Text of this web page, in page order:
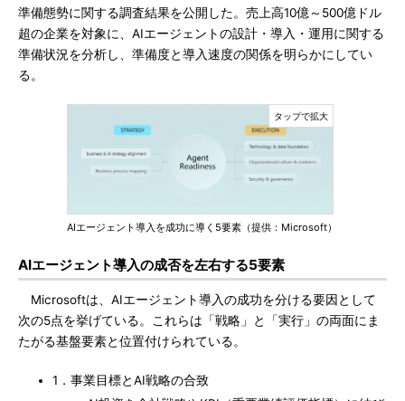
準備態勢に関する調査結果を公開した。売上高10億～500億ドル
超の企業を対象に、AIエージェントの設計・導入・運用に関する
準備状況を分析し、準備度と導入速度の関係を明らかにしてい
る。
AIエージェント導入を成功に導く5要素（提供：Microsoft）
AIエージェント導入の成否を左右する5要素
Microsoftは、AIエージェント導入の成功を分ける要因として
次の5点を挙げている。これらは「戦略」と「実行」の両面にま
たがる基盤要素と位置付けられている。
1．事業目標とAI戦略の合致